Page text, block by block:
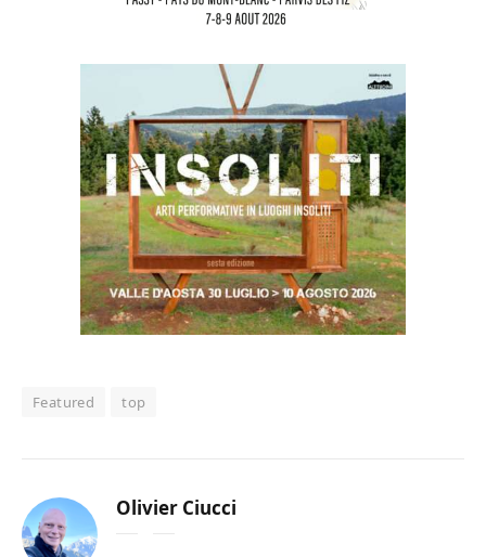
Featured top
Olivier Ciucci